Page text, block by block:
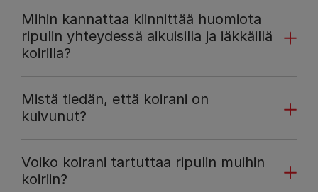
Mihin kannattaa kiinnittää huomiota
ripulin yhteydessä aikuisilla ja iäkkäillä
koirilla?
Mistä tiedän, että koirani on
kuivunut?
Voiko koirani tartuttaa ripulin muihin
koiriin?